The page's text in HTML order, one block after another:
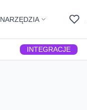
NARZĘDZIA
INTEGRACJE